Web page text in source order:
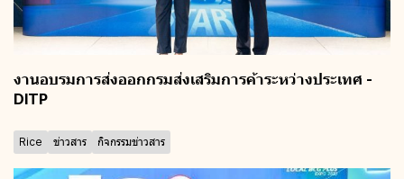
งานอบรมการส่งออกกรมส่งเสริมการค้าระหว่างประเทศ -
DITP
Rice ข่าวสาร กิจกรรมข่าวสาร